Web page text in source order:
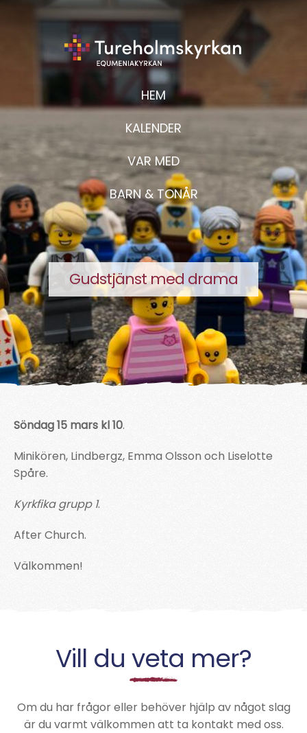
HEM
KALENDER
VAR MED
BARN & TONÅR
Gudstjänst med drama
Söndag 15 mars kl 10.
Minikören, Lindbergz, Emma Olsson och Liselotte
Spåre.
Kyrkfika grupp 1.
After Church.
Välkommen!
Vill du veta mer?
Om du har frågor eller behöver hjälp av något slag
är du varmt välkommen att ta kontakt med oss.